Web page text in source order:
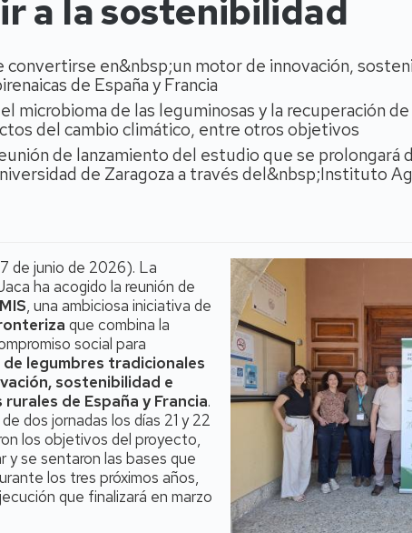
a la sostenibilidad
en&nbsp;un motor de innovación,
de España y Francia
microbioma de las leguminosas y la recuperación
del cambio climático, entre otros objetivos
de lanzamiento del estudio que se prolongará
de Zaragoza a través del&nbsp;Instituto
de junio de 2026). La
ha acogido la reunión de
, una ambiciosa iniciativa de
que combina la
social para
legumbres tradicionales
sostenibilidad e
de España y Francia.
dos jornadas los días 21 y 22
los objetivos del proyecto,
y se sentaron las bases que
los tres próximos años,
que finalizará en marzo